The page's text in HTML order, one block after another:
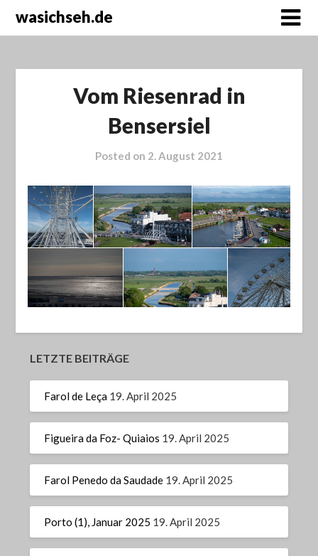
wasichseh.de
Vom Riesenrad in
Bensersiel
Posted on 2. August 2021
LETZTE BEITRÄGE
Farol de Leça 19. April 2025
Figueira da Foz- Quiaios 19. April 2025
Farol Penedo da Saudade 19. April 2025
Porto (1), Januar 2025 19. April 2025